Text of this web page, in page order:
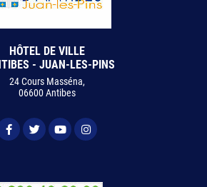
HÔTEL DE VILLE
- JUAN-LES-PINS
24 Cours Masséna,
06600 Antibes